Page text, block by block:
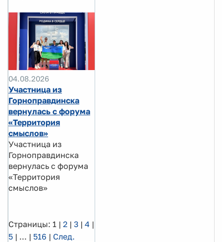
04.08.2026
Участница из
Горноправдинска
вернулась с форума
«Территория
смыслов»
Участница из
Горноправдинска
вернулась с форума
«Территория
смыслов»
Страницы: 1 | 2 | 3 | 4 |
5 | ... | 516 | След.